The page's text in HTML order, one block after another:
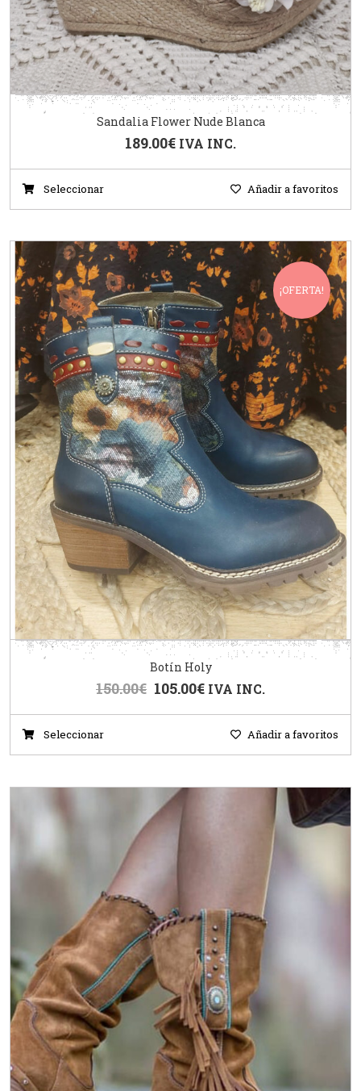
Sandalia Flower Nude Blanca
189.00€ IVA INC.
Seleccionar Añadir a favoritos
¡OFERTA!
Botín Holy
150.00€ 105.00€ IVA INC.
Seleccionar Añadir a favoritos